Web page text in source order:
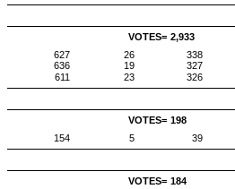
VOTES= 2,933
627
26 338
636
19 327
611
23 326
VOTES= 198
154
5 39
VOTES= 184